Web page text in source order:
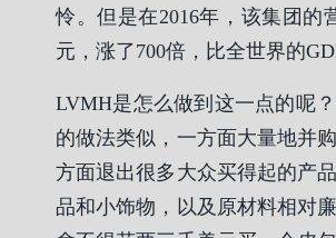
怜。但是在2016年，该集团的
元，涨了700倍，比全世界的
LVMH是怎么做到这一点的呢
的做法类似，一方面大量地并
方面退出很多大众买得起的产
品和小饰物，以及原材料相对